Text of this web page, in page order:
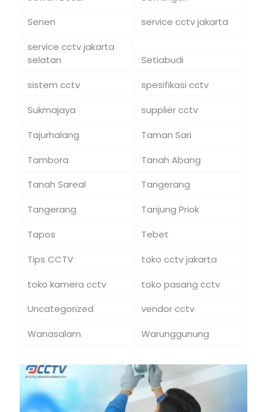
Senen
service cctv jakarta
service cctv jakarta
selatan
Setiabudi
sistem cctv
spesifikasi cctv
Sukmajaya
supplier cctv
Tajurhalang
Taman Sari
Tambora
Tanah Abang
Tanah Sareal
Tangerang
Tangerang
Tanjung Priok
Tapos
Tebet
Tips CCTV
toko cctv jakarta
toko kamera cctv
toko pasang cctv
Uncategorized
vendor cctv
Wanasalam
Warunggunung